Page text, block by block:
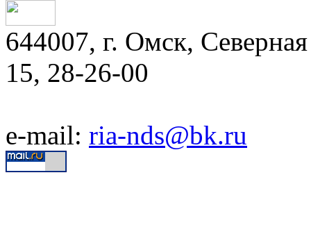
644007, г. Омск,
15, 28-26-00
e-mail: ria-nds@bk.ru